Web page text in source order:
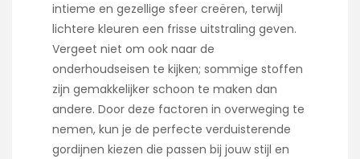
intieme en gezellige sfeer creëren, terwijl
lichtere kleuren een frisse uitstraling geven.
Vergeet niet om ook naar de
onderhoudseisen te kijken; sommige stoffen
zijn gemakkelijker schoon te maken dan
andere. Door deze factoren in overweging te
nemen, kun je de perfecte verduisterende
gordijnen kiezen die passen bij jouw stijl en